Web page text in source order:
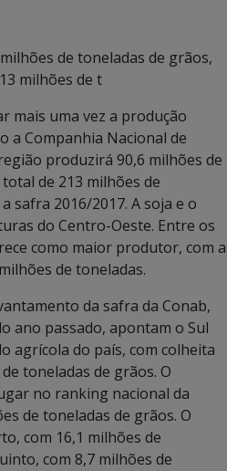
de toneladas de grãos,
milhões de t
mais uma vez a produção
a Companhia Nacional de
produzirá 90,6 milhões de
de 213 milhões de
safra 2016/2017. A soja e o
do Centro-Oeste. Entre os
como maior produtor, com a
de toneladas.
da safra da Conab,
ano passado, apontam o Sul
agrícola do país, com colheita
toneladas de grãos. O
no ranking nacional da
de toneladas de grãos. O
com 16,1 milhões de
com 8,7 milhões de